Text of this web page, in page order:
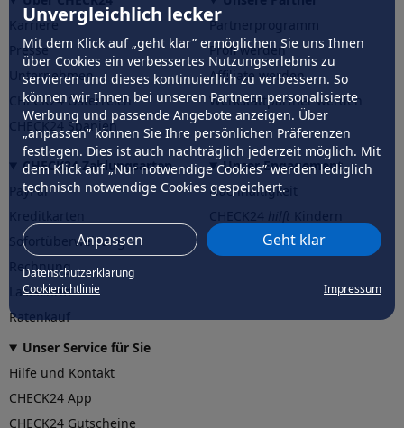
Unvergleichlich lecker
Mit dem Klick auf „geht klar” ermöglichen Sie uns Ihnen
über Cookies ein verbessertes Nutzungserlebnis zu
servieren und dieses kontinuierlich zu verbessern. So
können wir Ihnen bei unseren Partnern personalisierte
Werbung und passende Angebote anzeigen. Über
„anpassen” können Sie Ihre persönlichen Präferenzen
festlegen. Dies ist auch nachträglich jederzeit möglich. Mit
dem Klick auf „Nur notwendige Cookies” werden lediglich
technisch notwendige Cookies gespeichert.
Anpassen Geht klar
Datenschutzerklärung
Cookierichtlinie
Impressum
Karriere
Presse
Unternehmen
CHECK24 Österreich
CHECK24 Spanien
Partnerprogramm
Profi werden
Affiliate werden
Werkstattpartner werden
CHECK24 Zahlungsarten
PayPal
Sofortüberweisung
Rechnung
Lastschrift
Ratenkauf
Unser Engagement
Nachhaltigkeit
CHECK24hilftder Natur
Unser Service für Sie
Hilfe und Kontakt
CHECK24 App
CHECK24 Gutscheine